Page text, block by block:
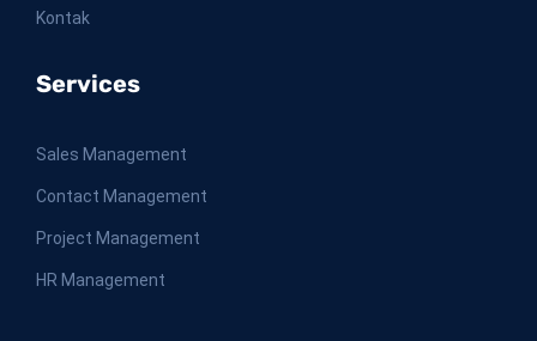
Kontak
Services
Sales Management
Contact Management
Project Management
HR Management